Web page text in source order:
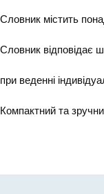
Словник містить
Словник відповідає
при веденні
Компактний та